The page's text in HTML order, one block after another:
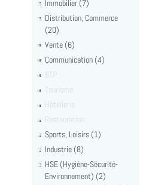
Immobilier (7)
Distribution, Commerce
(20)
Vente (6)
Communication (4)
BTP
Tourisme
Hôtellerie
Restauration
Sports, Loisirs (1)
Industrie (8)
HSE (Hygiène-Sécurité-
Environnement) (2)